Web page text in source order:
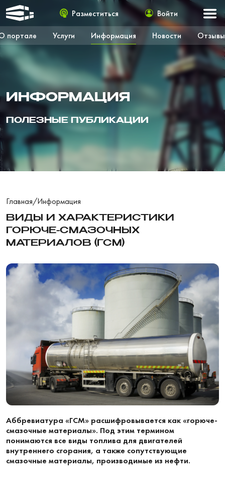
портале Услуги Информация Новости Отзывы
Разместиться Войти
ИНФОРМАЦИЯ
ПОЛЕЗНЫЕ ПУБЛИКАЦИИ
Главная/Информация
ВИДЫ И ХАРАКТЕРИСТИКИ
ГОРЮЧЕ-СМАЗОЧНЫХ
МАТЕРИАЛОВ (ГСМ)
Аббревиатура «ГСМ» расшифровывается как «горюче-
смазочные материалы». Под этим термином
понимаются все виды топлива для двигателей
внутреннего сгорания, а также сопутствующие
смазочные материалы, производимые из нефти.